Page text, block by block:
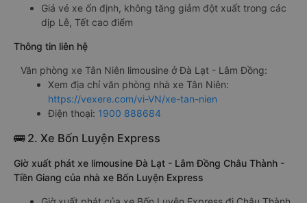
Giá vé xe ổn định, không tăng giảm đột xuất trong các
dịp Lễ, Tết cao điểm
Thông tin liên hệ
Văn phòng xe Tân Niên limousine ở Đà Lạt - Lâm Đồng:
Xem địa chỉ văn phòng nhà xe Tân Niên:
https://vexere.com/vi-VN/xe-tan-nien
Điện thoại: 1900 888684
🚌 2. Xe Bốn Luyện Express
Giờ xuất phát xe limousine Đà Lạt - Lâm Đồng Châu Thành -
Tiền Giang của nhà xe Bốn Luyện Express